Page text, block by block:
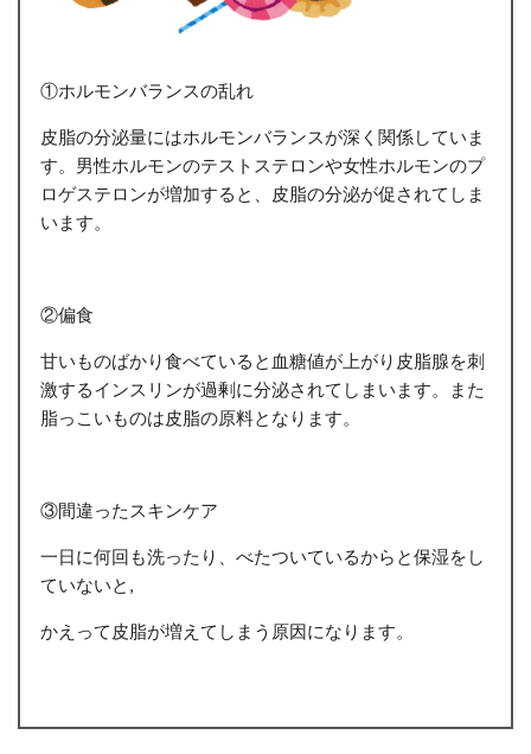
①ホルモンバランスの乱れ
皮脂の分泌量にはホルモンバランスが深く関係していま
す。男性ホルモンのテストステロンや女性ホルモンのプ
ロゲステロンが増加すると、皮脂の分泌が促されてしま
います。
②偏食
甘いものばかり食べていると血糖値が上がり皮脂腺を刺
激するインスリンが過剰に分泌されてしまいます。また
脂っこいものは皮脂の原料となります。
③間違ったスキンケア
一日に何回も洗ったり、べたついているからと保湿をし
ていないと,
かえって皮脂が増えてしまう原因になります。